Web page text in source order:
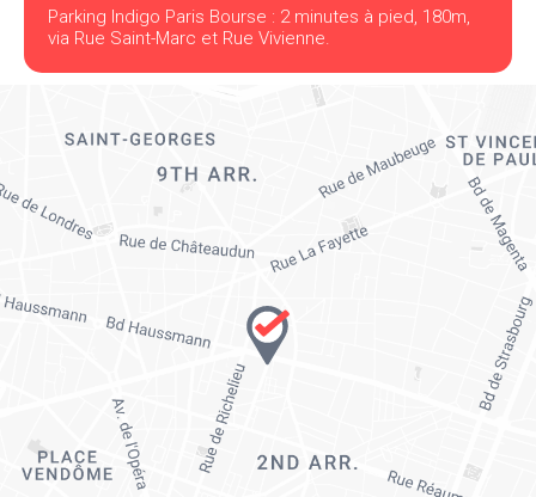
Parking Indigo Paris Bourse : 2 minutes à pied, 180m,
via Rue Saint-Marc et Rue Vivienne.